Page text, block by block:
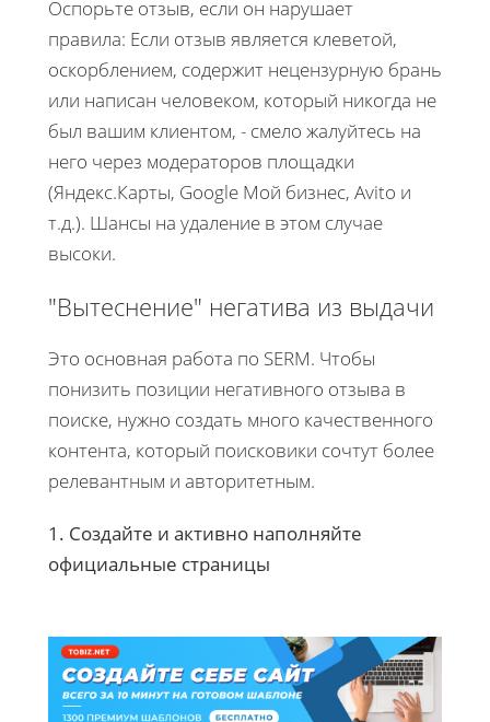
Оспорьте отзыв, если он нарушает
правила: Если отзыв является клеветой,
оскорблением, содержит нецензурную брань
или написан человеком, который никогда не
был вашим клиентом, - смело жалуйтесь на
него через модераторов площадки
(Яндекс.Карты, Google Мой бизнес, Avito и
т.д.). Шансы на удаление в этом случае
высоки.
"Вытеснение" негатива из выдачи
Это основная работа по SERM. Чтобы
понизить позиции негативного отзыва в
поиске, нужно создать много качественного
контента, который поисковики сочтут более
релевантным и авторитетным.
1. Создайте и активно наполняйте
официальные страницы